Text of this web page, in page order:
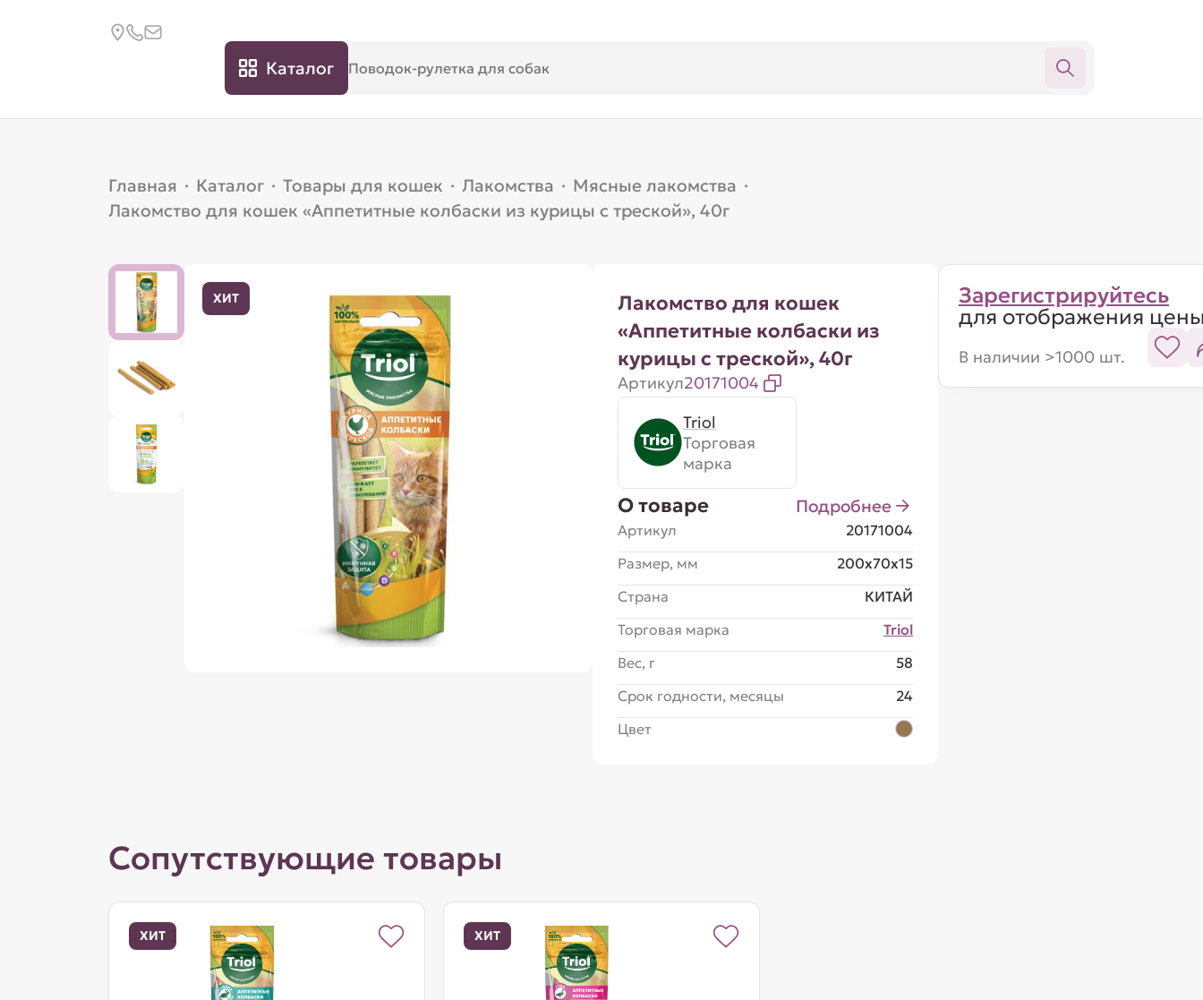
Каталог
Главная · Каталог · Товары для кошек · Лакомства · Мясные лакомства ·
Лакомство для кошек «Аппетитные колбаски из курицы с треской», 40г
ХИТ
Лакомство для кошек
«Аппетитные колбаски из
курицы с треской», 40г
Артикул20171004
Triol
Торговая
марка
О товаре Подробнее
Артикул
20171004
Размер, мм
200x70x15
Страна
КИТАЙ
Торговая марка
Triol
Вес, г
58
Срок годности, месяцы
24
Цвет
Зарегистрируйтесь
для отображения
В наличии >1000 шт.
Сопутствующие товары
ХИТ ХИТ